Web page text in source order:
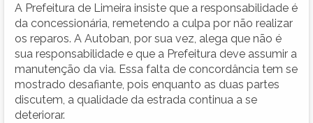
A Prefeitura de Limeira insiste que a responsabilidade é
da concessionária, remetendo a culpa por não realizar
os reparos. A Autoban, por sua vez, alega que não é
sua responsabilidade e que a Prefeitura deve assumir a
manutenção da via. Essa falta de concordância tem se
mostrado desafiante, pois enquanto as duas partes
discutem, a qualidade da estrada continua a se
deteriorar.